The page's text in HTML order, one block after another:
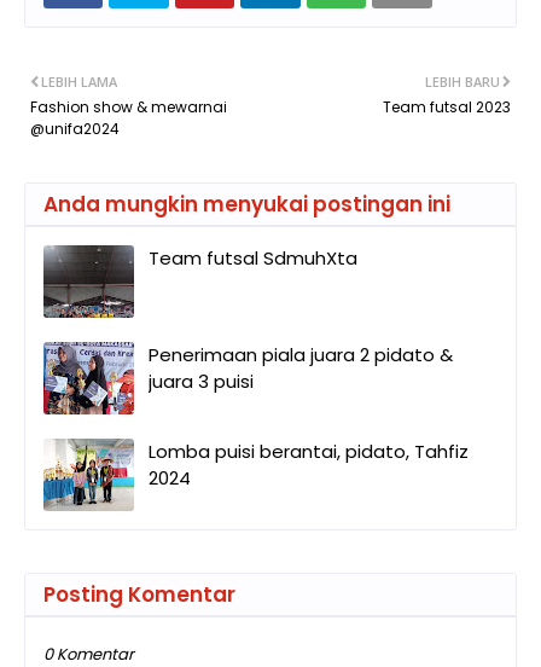
LEBIH BARU
Team futsal 2023
LEBIH LAMA
Fashion show & mewarnai
@unifa2024
Anda mungkin menyukai postingan ini
Team futsal SdmuhXta
Penerimaan piala juara 2 pidato &
juara 3 puisi
Lomba puisi berantai, pidato, Tahfiz
2024
Posting Komentar
0 Komentar